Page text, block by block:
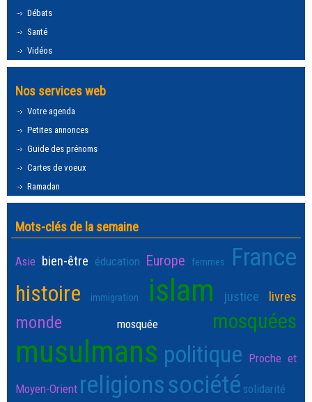
Débats
Santé
Vidéos
Nos services web
Votre agenda
Petites annonces
Guide des prénoms
Cartes de voeux
Ramadan
Mots-clés de la semaine
Asie bien-être éducation Europe femmes France
histoire immigration islam justice livres
monde mosquée mosquées
musulmans politique Proche et
Moyen-Orient religionssociété solidarité